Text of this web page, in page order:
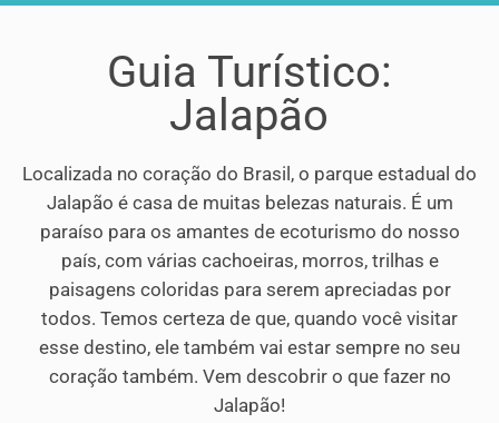
Guia Turístico:
Jalapão
Localizada no coração do Brasil, o parque estadual do
Jalapão é casa de muitas belezas naturais. É um
paraíso para os amantes de ecoturismo do nosso
país, com várias cachoeiras, morros, trilhas e
paisagens coloridas para serem apreciadas por
todos. Temos certeza de que, quando você visitar
esse destino, ele também vai estar sempre no seu
coração também. Vem descobrir o que fazer no
Jalapão!